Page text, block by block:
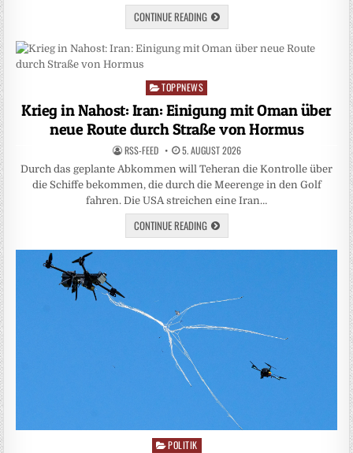
CONTINUE READING
Posted
TOPPNEWS
Krieg in Nahost: Iran: Einigung mit Oman über
neue Route durch Straße von Hormus
RSS-FEED 5. AUGUST 2026
Durch das geplante Abkommen will Teheran die Kontrolle über
die Schiffe bekommen, die durch die Meerenge in den Golf
fahren. Die USA streichen eine Iran…
CONTINUE READING
Posted
POLITIK